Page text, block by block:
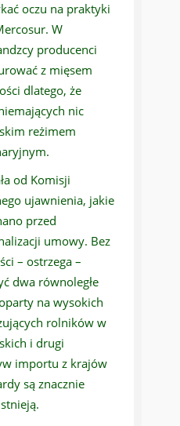
oczu na praktyki
W
producenci
z mięsem
dlatego, że
nic
reżimem
od Komisji
ujawnienia, jakie
przed
umowy. Bez
– ostrzega –
dwa równoległe
na wysokich
rolników w
i drugi
importu z krajów
są znacznie